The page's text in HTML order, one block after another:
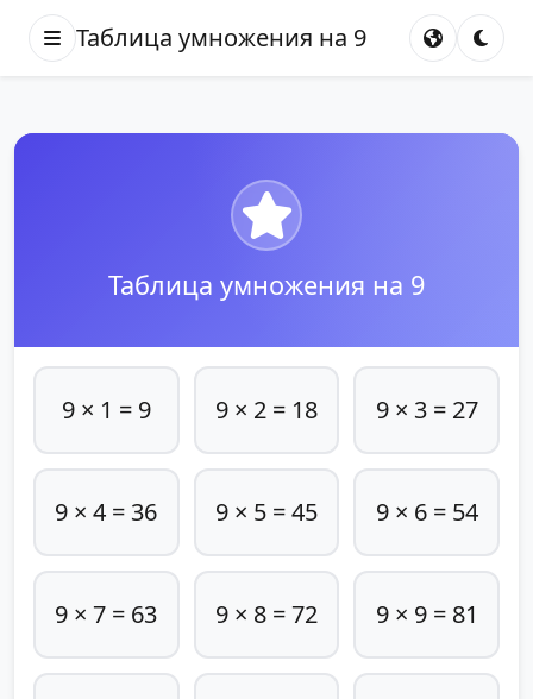
Таблица умножения на 9
Таблица умножения на 9
9 × 1 = 9 9 × 2 = 18 9 × 3 = 27
9 × 4 = 36 9 × 5 = 45 9 × 6 = 54
9 × 7 = 63 9 × 8 = 72 9 × 9 = 81